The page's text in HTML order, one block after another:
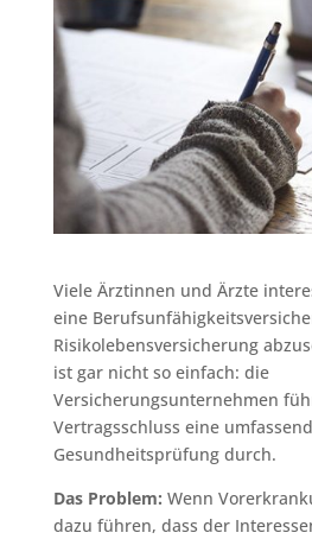
Viele Ärztinnen und Ärzte
eine
Risikolebensversicherung
ist gar nicht so einfach: die
Versicherungsunternehmen
Vertragsschluss eine
Gesundheitsprüfung durch.
Das Problem: Wenn
dazu führen, dass der